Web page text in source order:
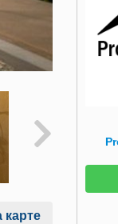
карте